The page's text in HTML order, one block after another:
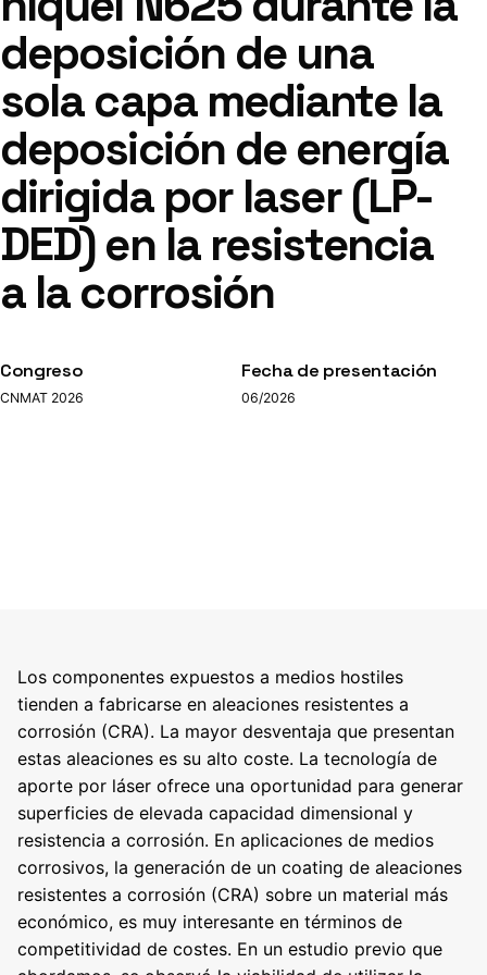
deposición de una
sola capa mediante la
deposición de energía
dirigida por laser (LP-
DED) en la resistencia
a la corrosión
Congreso
CNMAT 2026
Fecha de presentación
06/2026
Los componentes expuestos a medios hostiles
tienden a fabricarse en aleaciones resistentes a
corrosión (CRA). La mayor desventaja que presentan
estas aleaciones es su alto coste. La tecnología de
aporte por láser ofrece una oportunidad para generar
superficies de elevada capacidad dimensional y
resistencia a corrosión. En aplicaciones de medios
corrosivos, la generación de un coating de aleaciones
resistentes a corrosión (CRA) sobre un material más
económico, es muy interesante en términos de
competitividad de costes. En un estudio previo que